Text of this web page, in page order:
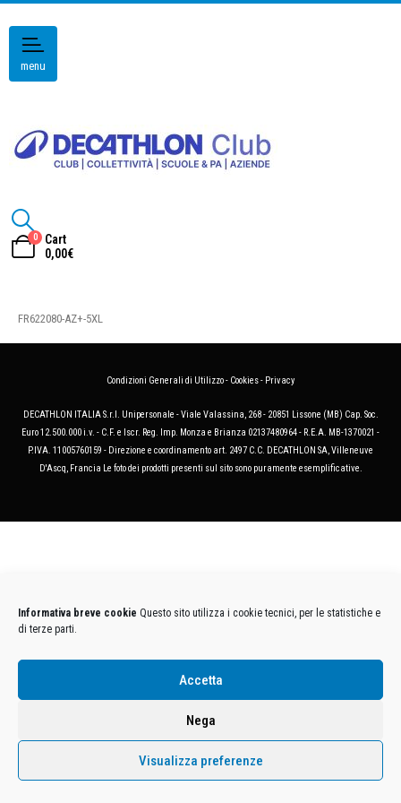
Informativa breve cookie Questo sito utilizza i cookie tecnici, per le statistiche e
di terze parti.
Accetta
Nega
Visualizza preferenze
menu
0
Cart
0,00€
FR622080-AZ+-5XL
Condizioni Generali di Utilizzo- Cookies- Privacy
DECATHLON ITALIA S.r.l. Unipersonale - Viale Valassina, 268 - 20851 Lissone (MB) Cap. Soc.
Euro 12.500.000 i.v. - C.F. e Iscr. Reg. Imp. Monza e Brianza 02137480964 - R.E.A. MB-1370021 -
P.IVA. 11005760159 - Direzione e coordinamento art. 2497 C.C. DECATHLON SA, Villeneuve
D'Ascq, Francia Le foto dei prodotti presenti sul sito sono puramente esemplificative.